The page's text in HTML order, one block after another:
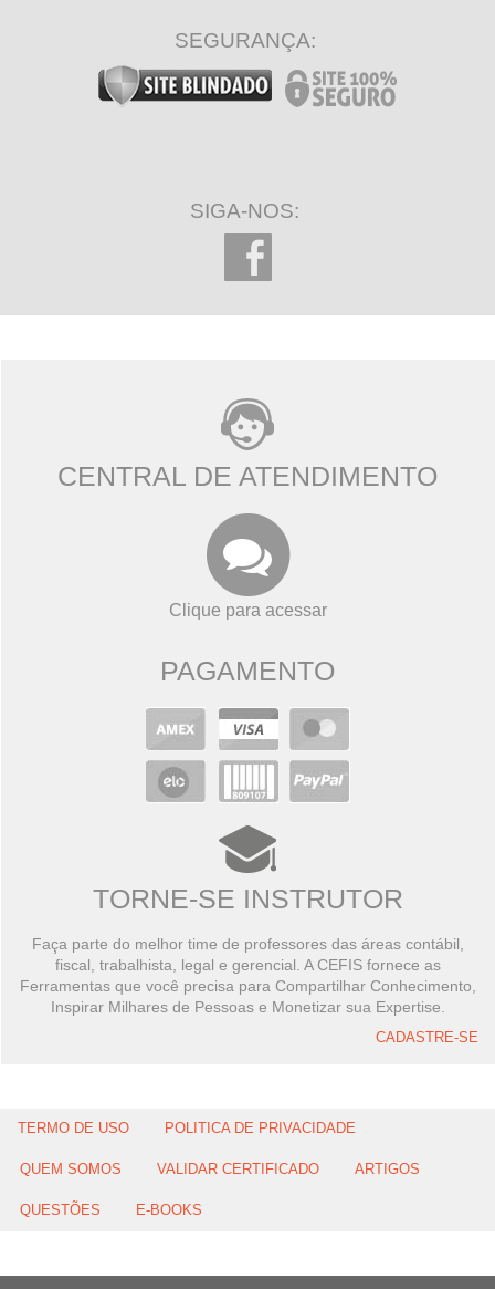
SEGURANÇA:
SIGA-NOS:
CENTRAL DE ATENDIMENTO
Clique para acessar
PAGAMENTO
TORNE-SE INSTRUTOR
Faça parte do melhor time de professores das áreas contábil,
fiscal, trabalhista, legal e gerencial. A CEFIS fornece as
Ferramentas que você precisa para Compartilhar Conhecimento,
Inspirar Milhares de Pessoas e Monetizar sua Expertise.
CADASTRE-SE
TERMO DE USO POLITICA DE PRIVACIDADE
QUEM SOMOS VALIDAR CERTIFICADO ARTIGOS
QUESTÕES E-BOOKS